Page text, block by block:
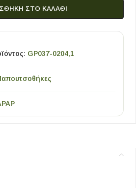
ΣΤΟ ΚΑΛΆΘΙ
GP037-0204,1